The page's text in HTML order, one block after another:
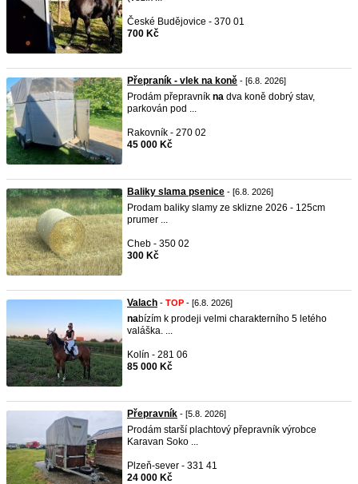
České Budějovice - 370 01
700 Kč
Přepraník - vlek na koně - [6.8. 2026]
Prodám přepravník na dva koně dobrý stav,
parkován pod ...
Rakovník - 270 02
45 000 Kč
Baliky slama psenice - [6.8. 2026]
Prodam baliky slamy ze sklizne 2026 - 125cm
prumer ...
Cheb - 350 02
300 Kč
Valach - TOP - [6.8. 2026]
nabízím k prodeji velmi charakterního 5 letého
valáška. ...
Kolín - 281 06
85 000 Kč
Přepravník - [5.8. 2026]
Prodám starší plachtový přepravník výrobce
Karavan Soko ...
Plzeň-sever - 331 41
24 000 Kč